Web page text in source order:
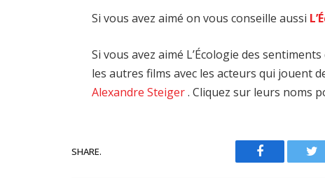
Si vous avez aimé on vous conseille aussi
Si vous avez aimé L’Écologie des
les autres films avec les acteurs qui jouent
Alexandre Steiger. Cliquez sur leurs noms
SHARE.
Facebook